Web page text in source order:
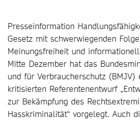
Presseinformation
Gesetz mit schwerwiegenden
Meinungsfreiheit und
Mitte Dezember hat das
und für Verbraucherschutz
kritisierten Referentenentwurf
zur Bekämpfung des
Hasskriminalität“ vorgelegt. Auch